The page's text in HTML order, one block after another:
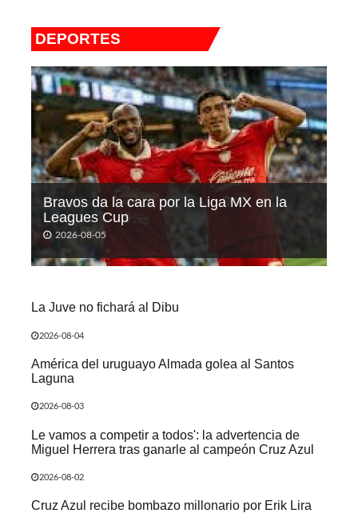
DEPORTES
Bravos da la cara por la Liga MX en la
Leagues Cup
2026-08-05
La Juve no fichará al Dibu
2026-08-04
América del uruguayo Almada golea al Santos
Laguna
2026-08-03
Le vamos a competir a todos': la advertencia de
Miguel Herrera tras ganarle al campeón Cruz Azul
2026-08-02
Cruz Azul recibe bombazo millonario por Erik Lira